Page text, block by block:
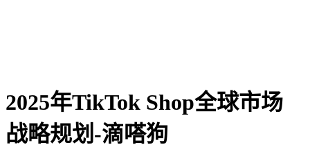
2025年TikTok Shop全球市场
战略规划-滴嗒狗